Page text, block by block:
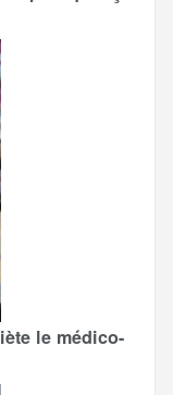
le médico-